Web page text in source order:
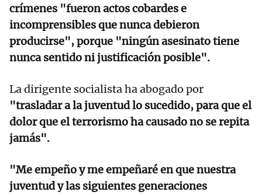
crímenes "fueron actos cobardes e
incomprensibles que nunca debieron
producirse", porque "ningún asesinato tiene
nunca sentido ni justificación posible".
La dirigente socialista ha abogado por
"trasladar a la juventud lo sucedido, para que el
dolor que el terrorismo ha causado no se repita
jamás".
"Me empeño y me empeñaré en que nuestra
juventud y las siguientes generaciones